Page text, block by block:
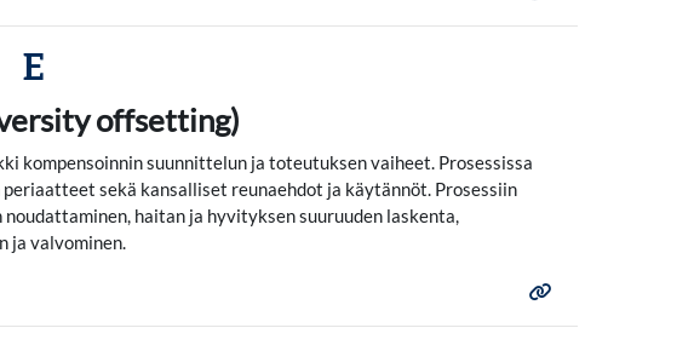
E
offsetting)
kompensoinnin suunnittelun ja toteutuksen vaiheet. Prosessissa
sekä kansalliset reunaehdot ja käytännöt. Prosessiin
haitan ja hyvityksen suuruuden laskenta,
ja valvominen.